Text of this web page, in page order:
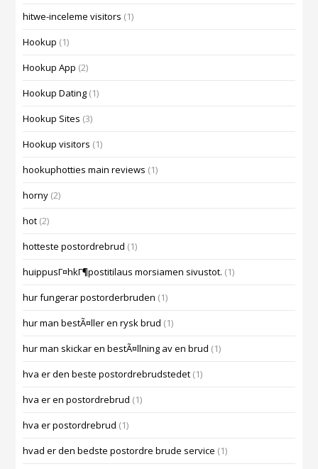
hitwe-inceleme visitors (1)
Hookup (1)
Hookup App (2)
Hookup Dating (1)
Hookup Sites (3)
Hookup visitors (1)
hookuphotties main reviews (1)
horny (2)
hot (2)
hotteste postordrebrud (1)
huippusГ¤hkГ¶postitilaus morsiamen sivustot. (1)
hur fungerar postorderbruden (1)
hur man bestÃ¤ller en rysk brud (1)
hur man skickar en bestÃ¤llning av en brud (1)
hva er den beste postordrebrudstedet (1)
hva er en postordrebrud (1)
hva er postordrebrud (1)
hvad er den bedste postordre brude service (1)